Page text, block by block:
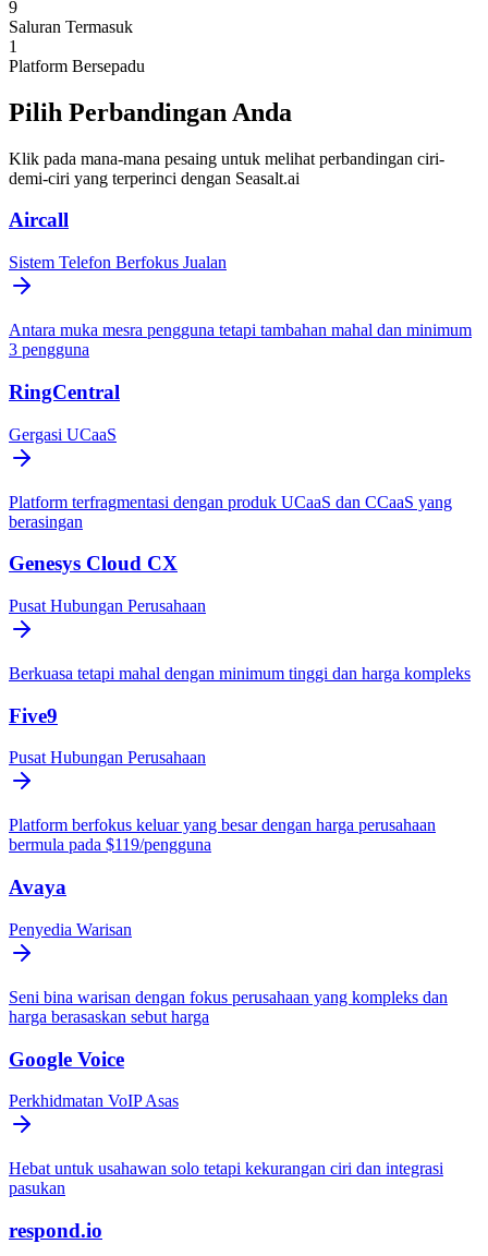
9
Saluran Termasuk
1
Platform Bersepadu
Pilih Perbandingan Anda
Klik pada mana-mana pesaing untuk melihat perbandingan ciri-
demi-ciri yang terperinci dengan Seasalt.ai
Aircall
Sistem Telefon Berfokus Jualan
Antara muka mesra pengguna tetapi tambahan mahal dan minimum
3 pengguna
RingCentral
Gergasi UCaaS
Platform terfragmentasi dengan produk UCaaS dan CCaaS yang
berasingan
Genesys Cloud CX
Pusat Hubungan Perusahaan
Berkuasa tetapi mahal dengan minimum tinggi dan harga kompleks
Five9
Pusat Hubungan Perusahaan
Platform berfokus keluar yang besar dengan harga perusahaan
bermula pada $119/pengguna
Avaya
Penyedia Warisan
Seni bina warisan dengan fokus perusahaan yang kompleks dan
harga berasaskan sebut harga
Google Voice
Perkhidmatan VoIP Asas
Hebat untuk usahawan solo tetapi kekurangan ciri dan integrasi
pasukan
respond.io